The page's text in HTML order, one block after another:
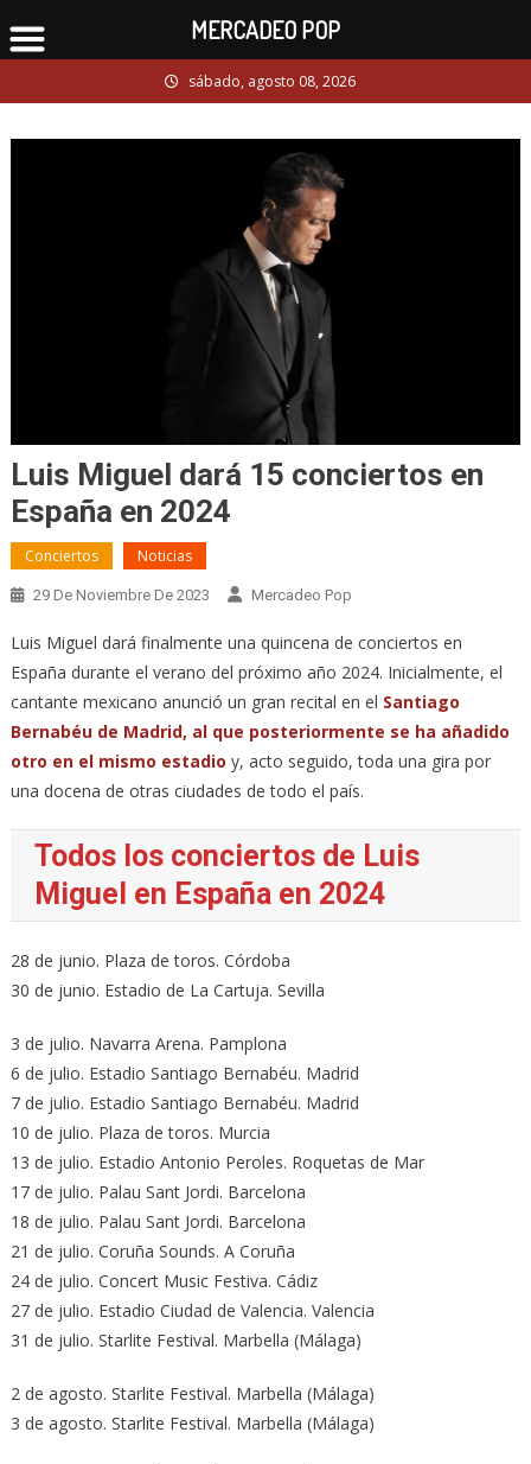
to
sábado, agosto 08, 2026
Luis Miguel dará 15 conciertos en
España en 2024
Conciertos Noticias
29 De Noviembre De 2023 Mercadeo Pop
Luis Miguel dará finalmente una quincena de conciertos en
España durante el verano del próximo año 2024. Inicialmente, el
cantante mexicano anunció un gran recital en el Santiago
Bernabéu de Madrid, al que posteriormente se ha añadido
otro en el mismo estadio y, acto seguido, toda una gira por
una docena de otras ciudades de todo el país.
Todos los conciertos de Luis
Miguel en España en 2024
28 de junio. Plaza de toros. Córdoba
30 de junio. Estadio de La Cartuja. Sevilla
3 de julio. Navarra Arena. Pamplona
6 de julio. Estadio Santiago Bernabéu. Madrid
7 de julio. Estadio Santiago Bernabéu. Madrid
10 de julio. Plaza de toros. Murcia
13 de julio. Estadio Antonio Peroles. Roquetas de Mar
17 de julio. Palau Sant Jordi. Barcelona
18 de julio. Palau Sant Jordi. Barcelona
21 de julio. Coruña Sounds. A Coruña
24 de julio. Concert Music Festiva. Cádiz
27 de julio. Estadio Ciudad de Valencia. Valencia
31 de julio. Starlite Festival. Marbella (Málaga)
2 de agosto. Starlite Festival. Marbella (Málaga)
3 de agosto. Starlite Festival. Marbella (Málaga)
MERCADEO POP